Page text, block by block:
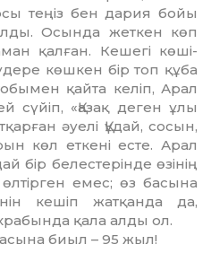
теңіз бен дария бойы
Осында жеткен көп
қалған. Кешегі көші-
көшкен бір топ құба
қайта келіп, Арал
сүйіп, «Қазақ деген ұлы
әуелі Құдай, сосын,
көл еткені есте. Арал
бір бе­лес­терінде өзі­нің
емес; өз басына
кешіп жат­қанда да,
қала алды ол.
биыл – 95 жыл!